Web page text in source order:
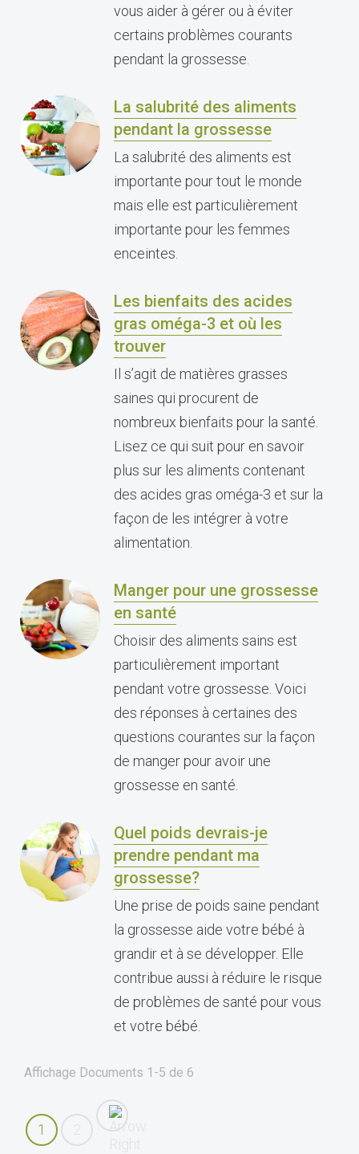
vous aider à gérer ou à éviter
certains problèmes courants
pendant la grossesse.
La salubrité des aliments
pendant la grossesse
La salubrité des aliments est
importante pour tout le monde
mais elle est particulièrement
importante pour les femmes
enceintes.
Les bienfaits des acides
gras oméga-3 et où les
trouver
Il s’agit de matières grasses
saines qui procurent de
nombreux bienfaits pour la santé.
Lisez ce qui suit pour en savoir
plus sur les aliments contenant
des acides gras oméga-3 et sur la
façon de les intégrer à votre
alimentation.
Manger pour une grossesse
en santé
Choisir des aliments sains est
particulièrement important
pendant votre grossesse. Voici
des réponses à certaines des
questions courantes sur la façon
de manger pour avoir une
grossesse en santé.
Quel poids devrais-je
prendre pendant ma
grossesse?
Une prise de poids saine pendant
la grossesse aide votre bébé à
grandir et à se développer. Elle
contribue aussi à réduire le risque
de problèmes de santé pour vous
et votre bébé.
Affichage Documents 1-5 de 6
1